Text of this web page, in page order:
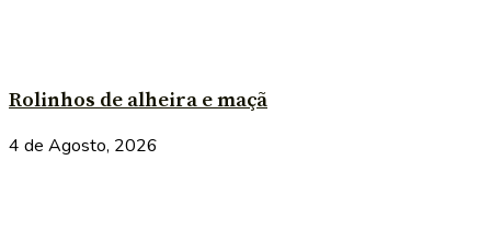
Rolinhos de alheira e maçã
4 de Agosto, 2026